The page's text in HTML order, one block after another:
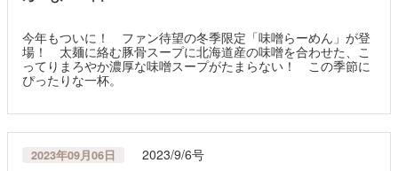
今年もついに！ ファン待望の冬季限定「味噌らーめん」が登
場！ 太麺に絡む豚骨スープに北海道産の味噌を合わせた、こ
ってりまろやか濃厚な味噌スープがたまらない！ この季節に
ぴったりな一杯。
2023年09月06日 2023/9/6号